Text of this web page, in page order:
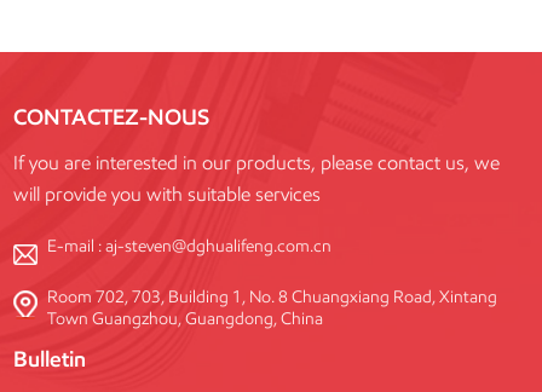
CONTACTEZ-NOUS
If you are interested in our products, please contact us, we
will provide you with suitable services
E-mail :aj-steven@dghualifeng.com.cn
Room 702, 703, Building 1, No. 8 Chuangxiang Road, Xintang
Town Guangzhou, Guangdong, China
Bulletin